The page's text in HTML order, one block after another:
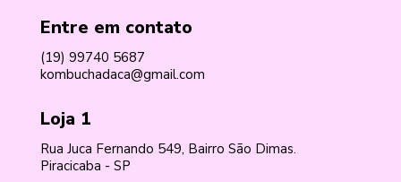
Entre em contato
(19) 99740 5687
kombuchadaca@gmail.com
Loja 1
Rua Juca Fernando 549, Bairro São Dimas.
Piracicaba - SP